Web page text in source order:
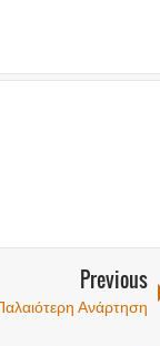
Previous
Ανάρτηση